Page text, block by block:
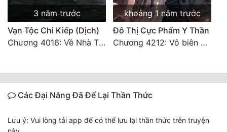
3 năm trước
Vạn Tộc Chi Kiếp (Dịch)
Chương 4016: Về Nhà Thôi... (Đại Kết Cục)
khoảng 1 năm trước
Đô Thị Cực Phẩm Y Thần
Chương 4212: Vô biên hắc ám
Các Đại Năng Đã Để Lại Thần Thức
Lưu ý: Vui lòng tải app để có thể lưu lại thần thức trên truyện